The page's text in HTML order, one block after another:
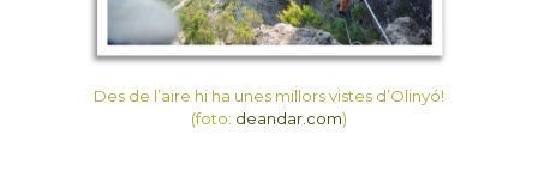
Des de l’aire hi ha unes millors vistes d’Olinyó!
(foto: deandar.com)